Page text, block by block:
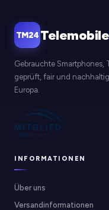
TM24 Telemobile
Gebrauchte Smartphones,
geprüft, fair und
Europa.
INFORMATIONEN
Über uns
Versandinformationen